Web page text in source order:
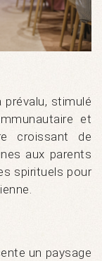
prévalu, stimulé
et
croissant de
aux parents
spirituels pour
un paysage